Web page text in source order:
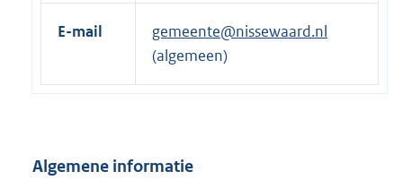
r
e
n
E-mail
gemeente@nissewaard.nl
(algemeen)
Algemene informatie